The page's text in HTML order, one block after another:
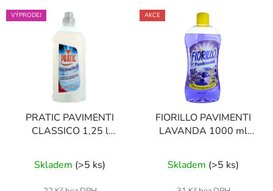
V
ý
VÝPRODEJ
PRATIC PAVIMENTI
CLASSICO 1,25 l
hodnocení
produktu
Skladem (>5 ks)
AKCE
FIORILLO PAVIMENTI
LAVANDA 1000 ml
podlahy
Skladem (>5 ks)